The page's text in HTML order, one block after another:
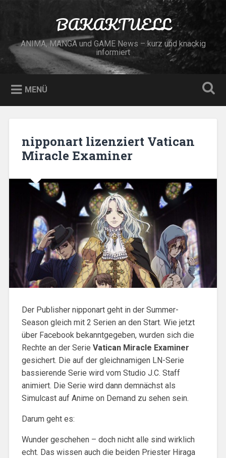
BAKAKTUELL
ANIMA, MANGA und GAME News – kurz und knackig
informiert
MENÜ
nipponart lizenziert Vatican
Miracle Examiner
Der Publisher nipponart geht in der Summer-
Season gleich mit 2 Serien an den Start. Wie jetzt
über Facebook bekanntgegeben, wurden sich die
Rechte an der Serie Vatican Miracle Examiner
gesichert. Die auf der gleichnamigen LN-Serie
bassierende Serie wird vom Studio J.C. Staff
animiert. Die Serie wird dann demnächst als
Simulcast auf Anime on Demand zu sehen sein.
Darum geht es:
Wunder geschehen – doch nicht alle sind wirklich
echt. Das wissen auch die beiden Priester Hiraga